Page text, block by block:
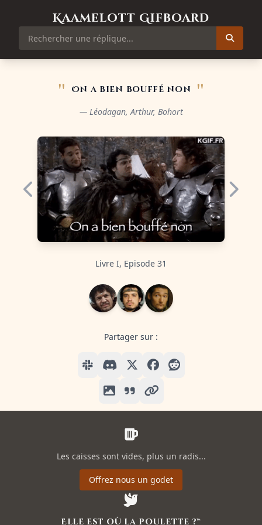
Kaamelott Gifboard
" On a bien bouffé non "
— Léodagan, Arthur, Bohort
Livre I, Episode 31
Partager sur :
Les caisses sont vides, plus un radis...
Offrez nous un godet
Elle est où la poulette ?™